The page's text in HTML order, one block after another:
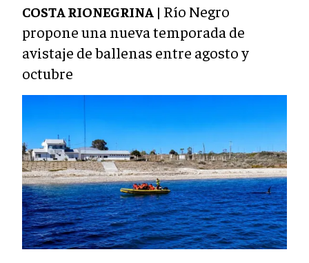
COSTA RIONEGRINA | Río Negro
propone una nueva temporada de
avistaje de ballenas entre agosto y
octubre